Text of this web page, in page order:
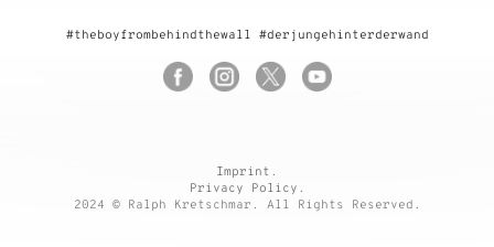
#theboyfrombehindthewall #derjungehinterderwand
Imprint .
Privacy Policy .
2024 © Ralph Kretschmar. All Rights Reserved.